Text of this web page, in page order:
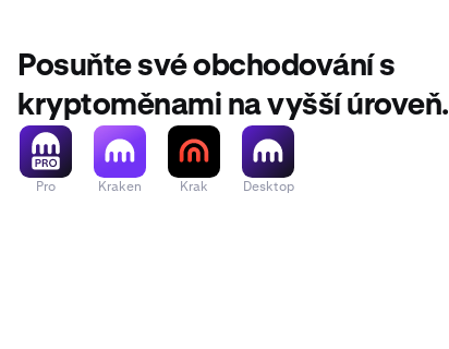
Posuňte své obchodování s
kryptoměnami na vyšší úroveň.
Pro Kraken Krak Desktop